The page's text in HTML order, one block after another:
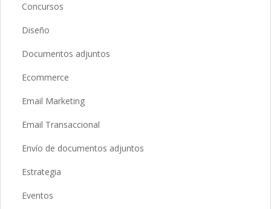
Concursos
Diseño
Documentos adjuntos
Ecommerce
Email Marketing
Email Transaccional
Envío de documentos adjuntos
Estrategia
Eventos